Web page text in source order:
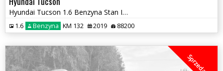
Hyundai Tucson 1.6 Benzyna Stan Idealny Kamera Nawi Alufelgi
1.6 Benzyna KM 132 2019 88200